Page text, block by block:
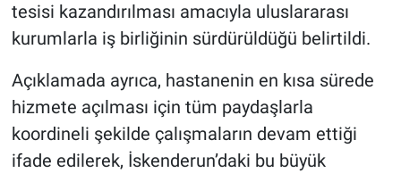
tesisi kazandırılması amacıyla uluslararası
kurumlarla iş birliğinin sürdürüldüğü belirtildi.
Açıklamada ayrıca, hastanenin en kısa sürede
hizmete açılması için tüm paydaşlarla
koordineli şekilde çalışmaların devam ettiği
ifade edilerek, İskenderun’daki bu büyük